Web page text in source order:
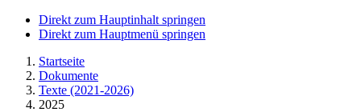
Direkt zum Hauptinhalt springen
Direkt zum Hauptmenü springen
Startseite
Dokumente
Texte (2021-2026)
2025